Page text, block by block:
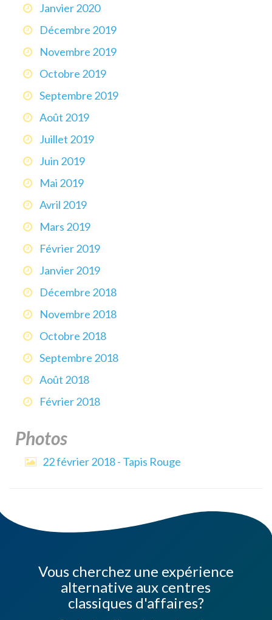
Janvier 2020
Décembre 2019
Novembre 2019
Octobre 2019
Septembre 2019
Août 2019
Juillet 2019
Juin 2019
Mai 2019
Avril 2019
Mars 2019
Février 2019
Janvier 2019
Décembre 2018
Novembre 2018
Octobre 2018
Septembre 2018
Août 2018
Février 2018
Photos
22 février 2018 - Tapis Rouge
Vous cherchez une expérience
alternative aux centres
classiques d'affaires?